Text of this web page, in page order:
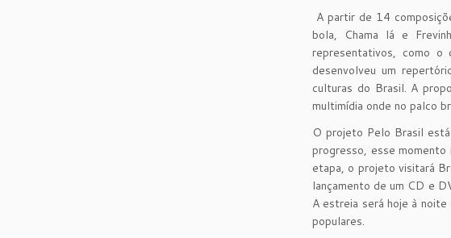
A partir de 14
bola, Chama lá e
representativos, como o
desenvolveu um
culturas do Brasil. A
multimídia onde no palco
O projeto Pelo Brasil
progresso, esse
etapa, o projeto visitará
lançamento de um CD e
A estreia será hoje à
populares.